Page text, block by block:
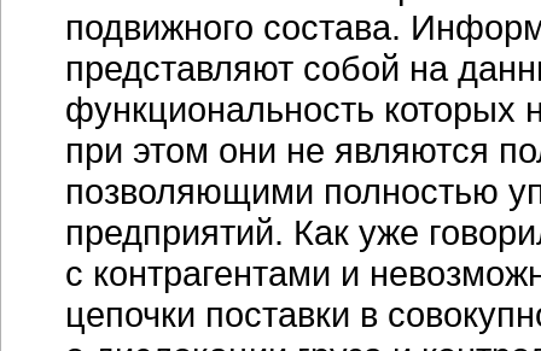
подвижного состава.
представляют собой на
функциональность которых
при этом они не являются
позволяющими полностью
предприятий. Как уже
с контрагентами и
цепочки поставки в